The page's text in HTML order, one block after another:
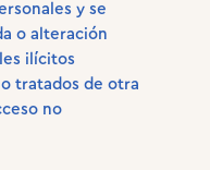
y se
o alteración
ilícitos
tratados de otra
no